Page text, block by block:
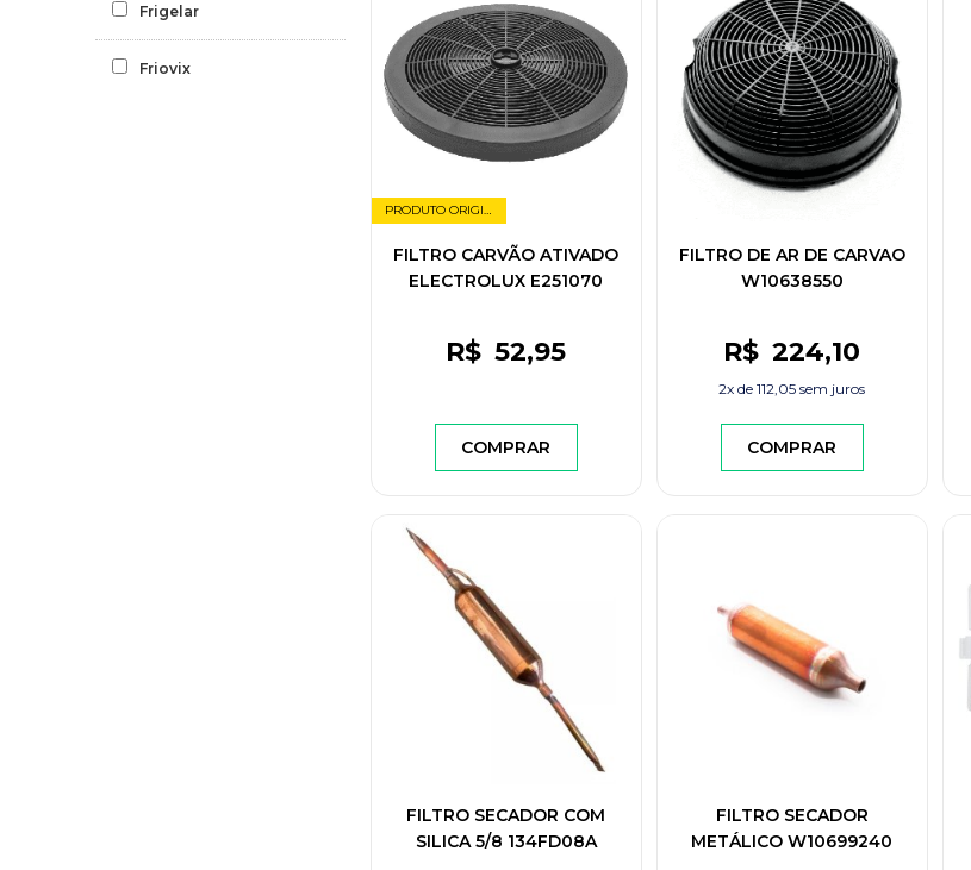
Frigelar
Friovix
FILTRO CARVÃO ATIVADO
ELECTROLUX E251070
R$ 52,95
COMPRAR
FILTRO DE AR DE CARVAO
W10638550
R$ 224,10
2x de 112,05 sem juros
COMPRAR
FILTRO SECADOR COM
SILICA 5/8 134FD08A
FILTRO SECADOR
METÁLICO W10699240